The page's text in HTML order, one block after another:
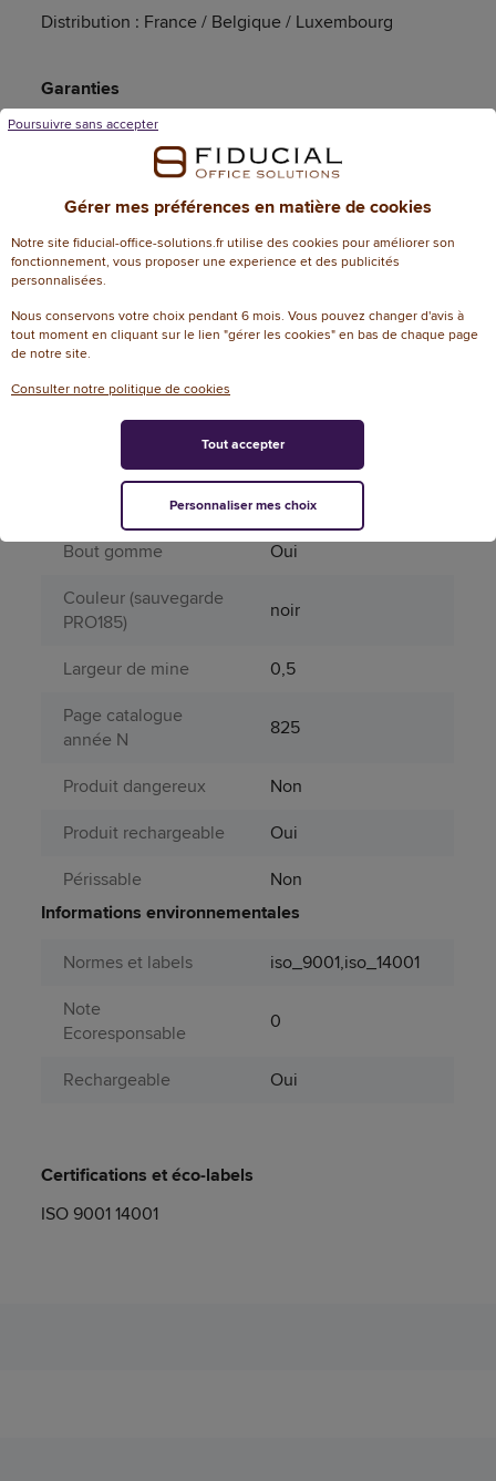
Distribution : France / Belgique / Luxembourg
Garanties
Article garanti 5 an(s)
Caractéristiques techniques
Informations génériques
Référence
136083
Garantie N+1
5
Attributs spécifiques
Non
Bout gomme
Oui
Couleur (sauvegarde
PRO185)
noir
Largeur de mine
0,5
Page catalogue
année N
825
Produit dangereux
Non
Produit rechargeable
Oui
Périssable
Non
Informations environnementales
Normes et labels
iso_9001,iso_14001
Note
Ecoresponsable
0
Rechargeable Oui
Certifications et éco-labels
ISO 9001 14001
Gérer mes préférences en matière de cookies
Notre site fiducial-office-solutions.fr utilise des cookies pour améliorer son
fonctionnement, vous proposer une experience et des publicités
personnalisées.
Nous conservons votre choix pendant 6 mois. Vous pouvez changer d'avis à
tout moment en cliquant sur le lien "gérer les cookies" en bas de chaque page
de notre site.
Consulter notre politique de cookies
Poursuivre sans accepter
Personnaliser mes choix
Tout accepter